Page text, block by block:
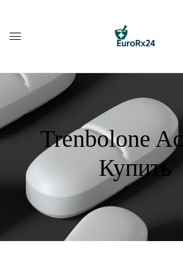
Trenbolone
Купить